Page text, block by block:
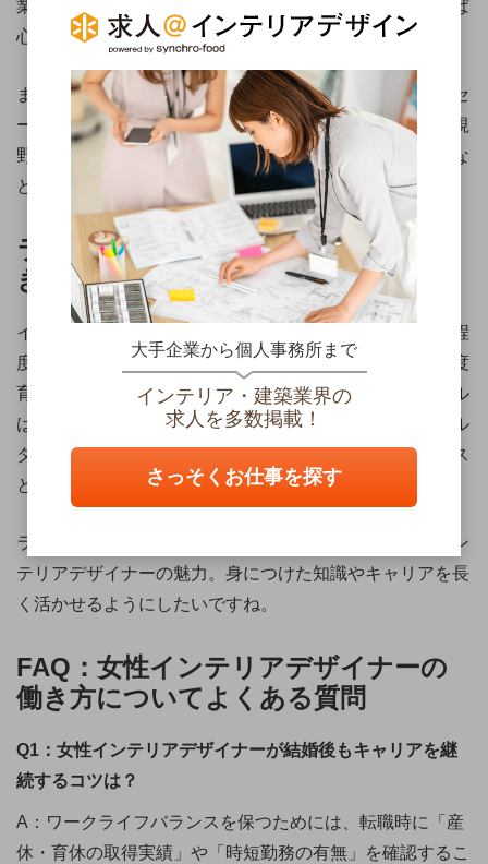
業により異なります。取得実績が多くある企業で働ければ
心強いでしょう。
また、近年では働き方改革なども進められ、残業時間をセ
ーブする企業も増えつつあります。結婚後も働くことを視
野に入れるなら、就職や転職の際に労働環境や福利厚生な
どもよく確認しておきたいものです。
ライフステージに合わせて柔軟な働
き方ができる仕事
インテリアデザイナーの経験を有する人であれば、数年程
度ブランクがあっても採用する企業が多くあります。一度
育児のために仕事を辞めてしまっても、再就職のハードル
はそれほど高くないでしょう。また、結婚や出産後にフル
タイムから働き方を変えて、パートタイムやフリーランス
として働き、子育てと両立することも可能な職業です。
ライフステージに合わせて柔軟な働き方ができるのもイン
テリアデザイナーの魅力。身につけた知識やキャリアを長
く活かせるようにしたいですね。
FAQ：女性インテリアデザイナーの
働き方についてよくある質問
Q1：女性インテリアデザイナーが結婚後もキャリアを継
続するコツは？
A：ワークライフバランスを保つためには、転職時に「産
休・育休の取得実績」や「時短勤務の有無」を確認するこ
大手企業から個人事務所まで
インテリア・建築業界の
求人を多数掲載！
さっそくお仕事を探す